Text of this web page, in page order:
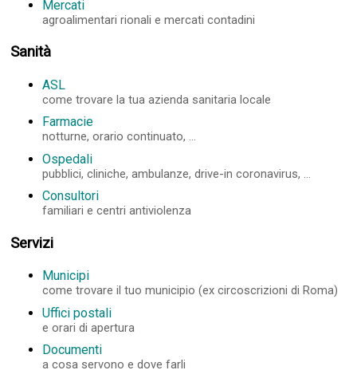
Mercati
agroalimentari rionali e mercati contadini
Sanità
ASL
come trovare la tua azienda sanitaria locale
Farmacie
notturne, orario continuato, ...
Ospedali
pubblici, cliniche, ambulanze, drive-in coronavirus, ...
Consultori
familiari e centri antiviolenza
Servizi
Municipi
come trovare il tuo municipio (ex circoscrizioni di Roma)
Uffici postali
e orari di apertura
Documenti
a cosa servono e dove farli